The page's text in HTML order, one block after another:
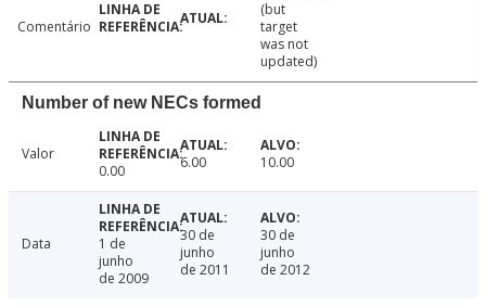
Comentário
(but
target
was not
updated)
Number of new NECs formed
Valor
0.00
6.00 10.00
Data
1 de
junho
de 2009
30 de
junho
de 2011
30 de
junho
de 2012